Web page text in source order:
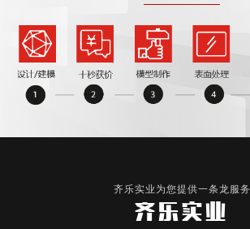
齐乐实业为您提供一条龙服务
齐乐实业